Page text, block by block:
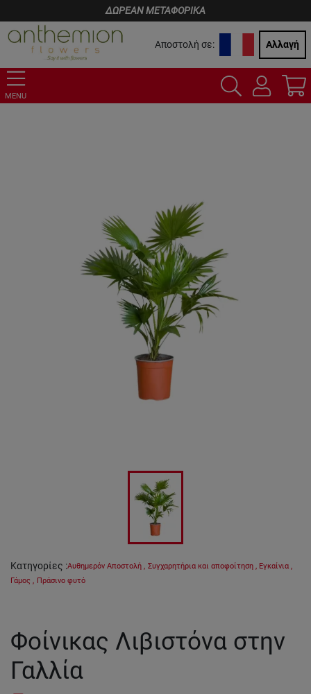
ΔΩΡΕΑΝ ΜΕΤΑΦΟΡΙΚΑ
Αποστολή σε: Αλλαγή
MENU
Κατηγορίες :Αυθημερόν Αποστολή , Συγχαρητήρια και αποφοίτηση , Εγκαίνια ,
Γάμος , Πράσινο φυτό
Φοίνικας Λιβιστόνα στην
Γαλλία